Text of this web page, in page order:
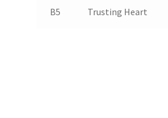
B5 Trusting Heart